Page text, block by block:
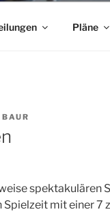
Pläne
spektakulären
mit einer 7